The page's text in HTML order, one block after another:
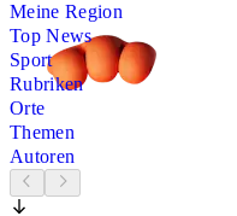
Meine Region
Top News
Sport
Rubriken
Orte
Themen
Autoren